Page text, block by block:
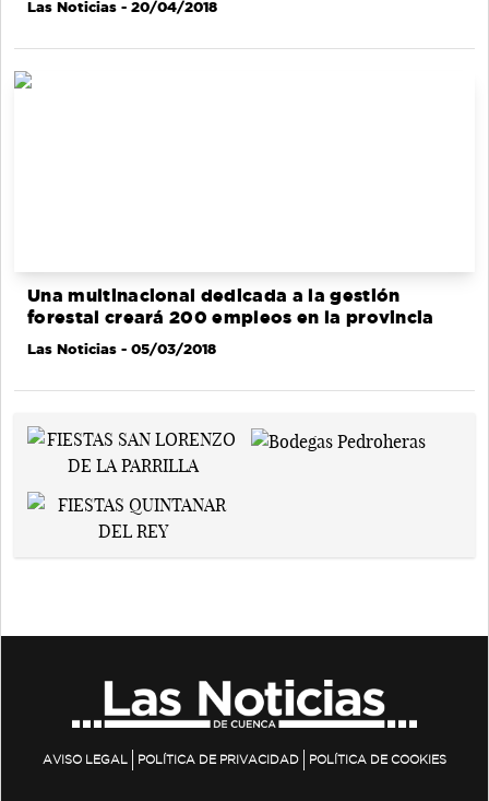
Las Noticias - 20/04/2018
Una multinacional dedicada a la gestión
forestal creará 200 empleos en la provincia
Las Noticias - 05/03/2018
AVISO LEGAL POLÍTICA DE PRIVACIDAD POLÍTICA DE COOKIES